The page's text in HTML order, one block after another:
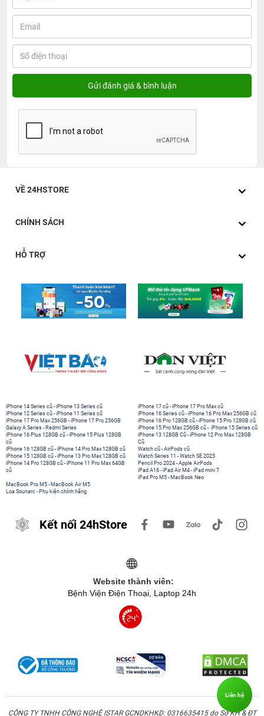
VỀ 24HSTORE
CHÍNH SÁCH
HỖ TRỢ
iPhone 14 Series cũ -iPhone 13 Series cũ
iPhone 12 Series cũ -iPhone 11 Series cũ
iPhone 17 Pro Max 256GB -iPhone 17 Pro 256GB
Galaxy A Series - Redmi Series
iPhone 17 cũ -iPhone 17 Pro Max cũ
iPhone 16 Series cũ - iPhone 16 Pro Max 256GB cũ
iPhone 16 Pro 128GB cũ -iPhone 15 Pro 128GB cũ
iPhone 15 Pro Max 256GB cũ - iPhone 15 Series cũ
iPhone 16 Plus 128GB cũ -iPhone 15 Plus 128GB
cũ
iPhone 16 128GB cũ -iPhone 14 Pro Max 128GB cũ
iPhone 15 128GB cũ -iPhone 13 Pro Max 128GB cũ
iPhone 14 Pro 128GB cũ -iPhone 11 Pro Max 64GB
cũ
iPhone 13 128GB Cũ -iPhone 12 Pro Max 128GB
Cũ
Watch cũ -AirPods cũ
Watch Series 11 -Watch SE 2025
Pencil Pro 2024 -Apple AirPods
iPad A16 -iPad Air M4 -iPad mini 7
iPad Pro M5 - MacBook Neo
MacBook Pro M5 - MacBook Air M5
Loa Sounarc - Phụ kiện chính hãng
Kết nối 24hStore
Website thành viên:
Bệnh Viện Điện Thoại, Laptop 24h
CÔNG TY TNHH CÔNG NGHỆ ISTAR GCNDKHKD: 0316635415 do Sở KH & ĐT
Liên hệ